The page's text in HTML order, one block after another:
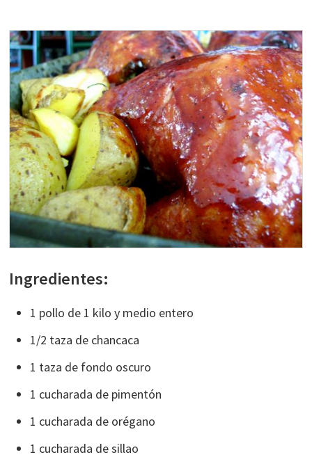
Ingredientes:
1 pollo de 1 kilo y medio entero
1/2 taza de chancaca
1 taza de fondo oscuro
1 cucharada de pimentón
1 cucharada de orégano
1 cucharada de sillao